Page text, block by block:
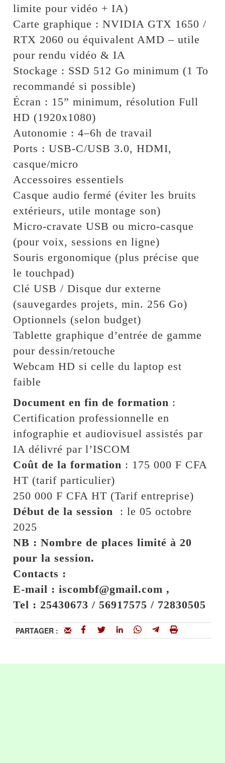
limite pour vidéo + IA)
Carte graphique : NVIDIA GTX 1650 /
RTX 2060 ou équivalent AMD – utile
pour rendu vidéo & IA
Stockage : SSD 512 Go minimum (1 To
recommandé si possible)
Écran : 15” minimum, résolution Full
HD (1920x1080)
Autonomie : 4–6h de travail
Ports : USB-C/USB 3.0, HDMI,
casque/micro
Accessoires essentiels
Casque audio fermé (éviter les bruits
extérieurs, utile montage son)
Micro-cravate USB ou micro-casque
(pour voix, sessions en ligne)
Souris ergonomique (plus précise que
le touchpad)
Clé USB / Disque dur externe
(sauvegardes projets, min. 256 Go)
Optionnels (selon budget)
Tablette graphique d’entrée de gamme
pour dessin/retouche
Webcam HD si celle du laptop est
faible
Document en fin de formation :
Certification professionnelle en
infographie et audiovisuel assistés par
IA délivré par l’ISCOM
Coût de la formation : 175 000 F CFA
HT (tarif particulier)
250 000 F CFA HT (Tarif entreprise)
Début de la session
: le 05 octobre
2025
NB : Nombre de places limité à 20
pour la session.
Contacts :
E-mail : iscombf@gmail.com ,
Tel : 25430673 / 56917575 / 72830505
PARTAGER :